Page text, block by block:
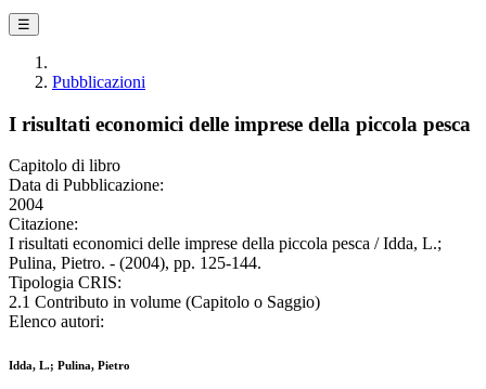
☰
Pubblicazioni
I risultati economici delle imprese della piccola pesca
Capitolo di libro
Data di Pubblicazione:
2004
Citazione:
I risultati economici delle imprese della piccola pesca / Idda, L.;
Pulina, Pietro. - (2004), pp. 125-144.
Tipologia CRIS:
2.1 Contributo in volume (Capitolo o Saggio)
Elenco autori:
Idda, L.; Pulina, Pietro